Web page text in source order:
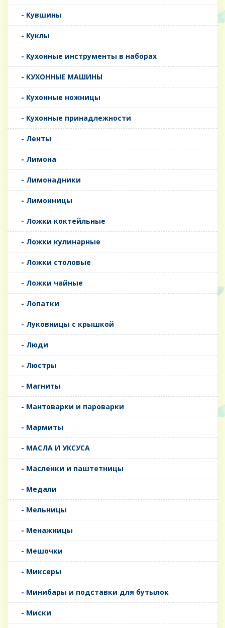
- Кувшины
- Куклы
- Кухонные инструменты в наборах
- КУХОННЫЕ МАШИНЫ
- Кухонные ножницы
- Кухонные принадлежности
- Ленты
- Лимона
- Лимонадники
- Лимонницы
- Ложки коктейльные
- Ложки кулинарные
- Ложки столовые
- Ложки чайные
- Лопатки
- Луковницы с крышкой
- Люди
- Люстры
- Магниты
- Мантоварки и пароварки
- Мармиты
- МАСЛА И УКСУСА
- Масленки и паштетницы
- Медали
- Мельницы
- Менажницы
- Мешочки
- Миксеры
- Минибары и подставки для бутылок
- Миски